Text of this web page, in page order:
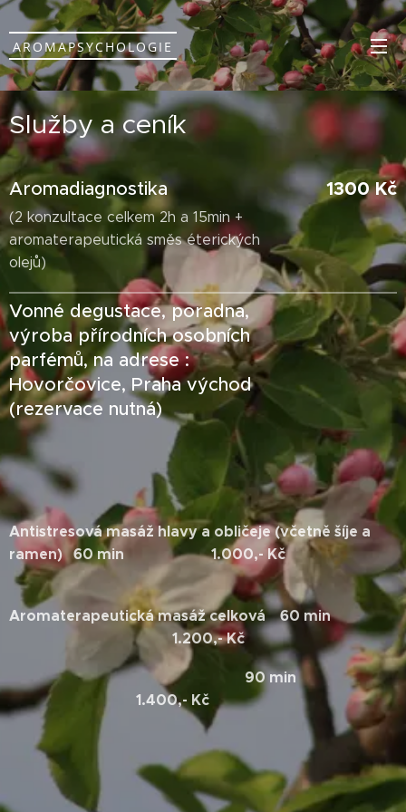
AROMAPSYCHOLOGIE
Služby a ceník
Aromadiagnostika
(2 konzultace celkem 2h a 15min +
aromaterapeutická směs éterických
olejů)
1300 Kč
Vonné degustace, poradna,
výroba přírodních osobních
parfémů, na adrese :
Hovorčovice, Praha východ
(rezervace nutná)
Antistresová masáž hlavy a obličeje (včetně šíje a
ramen) 60 min 1.000,- Kč
Aromaterapeutická masáž celková 60 min
1.200,- Kč
90 min
1.400,- Kč